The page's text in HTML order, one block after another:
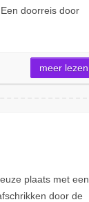
doorreis door
meer lezen
plaats met een
door de